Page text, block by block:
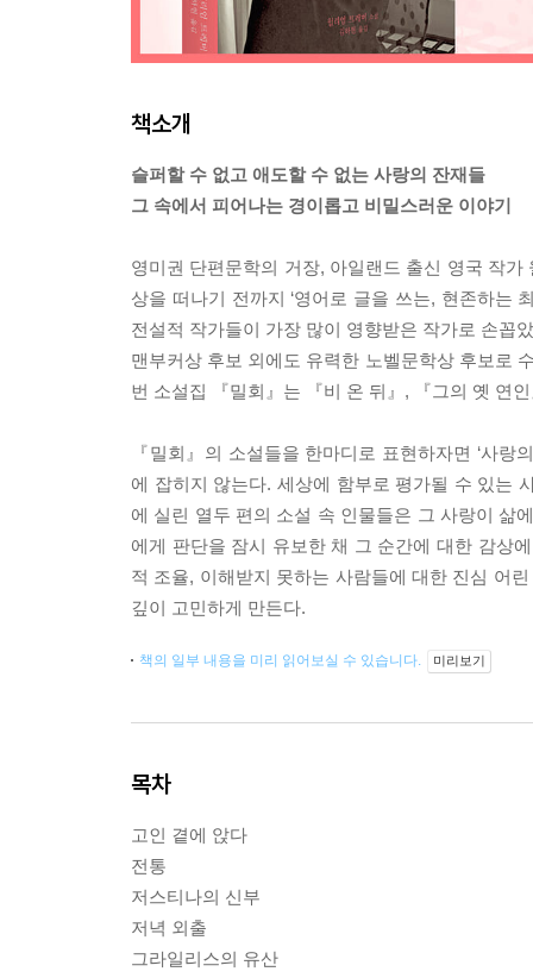
책소개
슬퍼할 수 없고 애도할 수 없는 사랑의 잔재들
그 속에서 피어나는 경이롭고 비밀스러운 이야기
영미권 단편문학의 거장, 아일랜드 출신 영국 작
상을 떠나기 전까지 ‘영어로 글을 쓰는, 현존하는
전설적 작가들이 가장 많이 영향받은 작가로 손꼽
맨부커상 후보 외에도 유력한 노벨문학상 후보로
번 소설집 『밀회』는 『비 온 뒤』, 『그의 옛 연
『밀회』의 소설들을 한마디로 표현하자면 ‘사
에 잡히지 않는다. 세상에 함부로 평가될 수 있는
에 실린 열두 편의 소설 속 인물들은 그 사랑이 삶
에게 판단을 잠시 유보한 채 그 순간에 대한 감상
적 조율, 이해받지 못하는 사람들에 대한 진심 어
깊이 고민하게 만든다.
책의 일부 내용을 미리 읽어보실 수 있습니다. 미리보기
목차
고인 곁에 앉다
전통
저스티나의 신부
저녁 외출
그라일리스의 유산